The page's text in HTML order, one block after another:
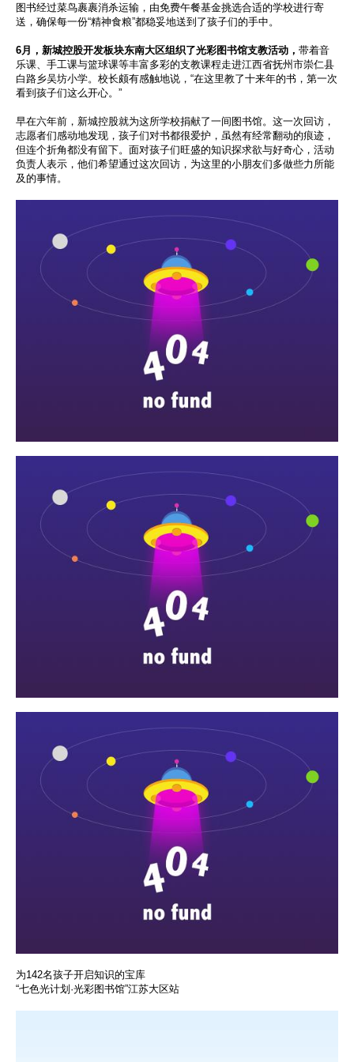
图书经过菜鸟裹裹消杀运输，由免费午餐基金挑选合适的学校进行寄
送，确保每一份“精神食粮”都稳妥地送到了孩子们的手中。
6月，新城控股开发板块东南大区组织了光彩图书馆支教活动， 带着音
乐课、手工课与篮球课等丰富多彩的支教课程走进江西省抚州市崇仁县
白路乡吴坊小学。校长颇有感触地说，“在这里教了十来年的书，第一次
看到孩子们这么开心。”
早在六年前，新城控股就为这所学校捐献了一间图书馆。这一次回访，
志愿者们感动地发现，孩子们对书都很爱护，虽然有经常翻动的痕迹，
但连个折角都没有留下。面对孩子们旺盛的知识探求欲与好奇心，活动
负责人表示，他们希望通过这次回访，为这里的小朋友们多做些力所能
及的事情。
为142名孩子开启知识的宝库
“七色光计划·光彩图书馆”江苏大区站